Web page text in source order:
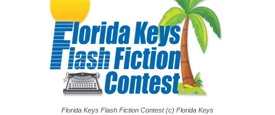
Florida Keys Flash Fiction Contest (c) Florida Keys